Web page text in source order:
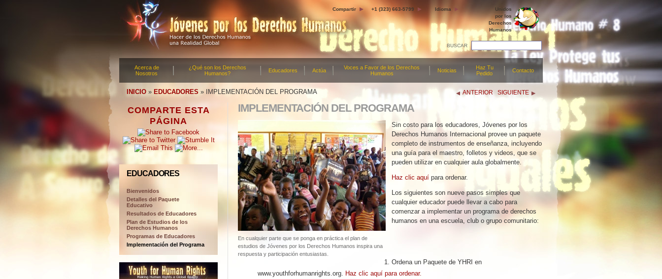
Compartir +1 (323) 663-5799 Idioma
Unidos
por los
Derechos
Humanos
BUSCAR
Acerca de
Nosotros
¿Qué son los Derechos
Humanos?
Educadores Actúa
Voces a Favor de los Derechos
Humanos
Noticias
Haz Tu
Pedido
Contacto
INICIO » EDUCADORES » IMPLEMENTACIÓN DEL PROGRAMA ANTERIOR SIGUIENTE
COMPARTE ESTA
PÁGINA
EDUCADORES
Bienvenidos
Detalles del Paquete
Educativo
Resultados de Educadores
Plan de Estudios de los
Derechos Humanos
Programas de Educadores
Implementación del Programa
IMPLEMENTACIÓN DEL PROGRAMA
En cualquier parte que se ponga en práctica el plan de
estudios de Jóvenes por los Derechos Humanos inspira una
respuesta y participación entusiastas.
Sin costo para los educadores, Jóvenes por los
Derechos Humanos Internacional provee un paquete
completo de instrumentos de enseñanza, incluyendo
una guía para el maestro, folletos y videos, que se
pueden utilizar en cualquier aula globalmente.
Haz clic aquí para ordenar.
Los siguientes son nueve pasos simples que
cualquier educador puede llevar a cabo para
comenzar a implementar un programa de derechos
humanos en una escuela, club o grupo comunitario:
Ordena un Paquete de YHRI en
www.youthforhumanrights.org. Haz clic aquí para ordenar.